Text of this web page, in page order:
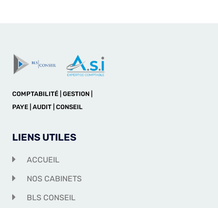
COMPTABILITÉ | GESTION |
PAYE | AUDIT | CONSEIL
LIENS UTILES
ACCUEIL
NOS CABINETS
BLS CONSEIL